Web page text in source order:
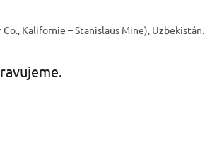
Kalifornie – Stanislaus Mine), Uzbekistán.